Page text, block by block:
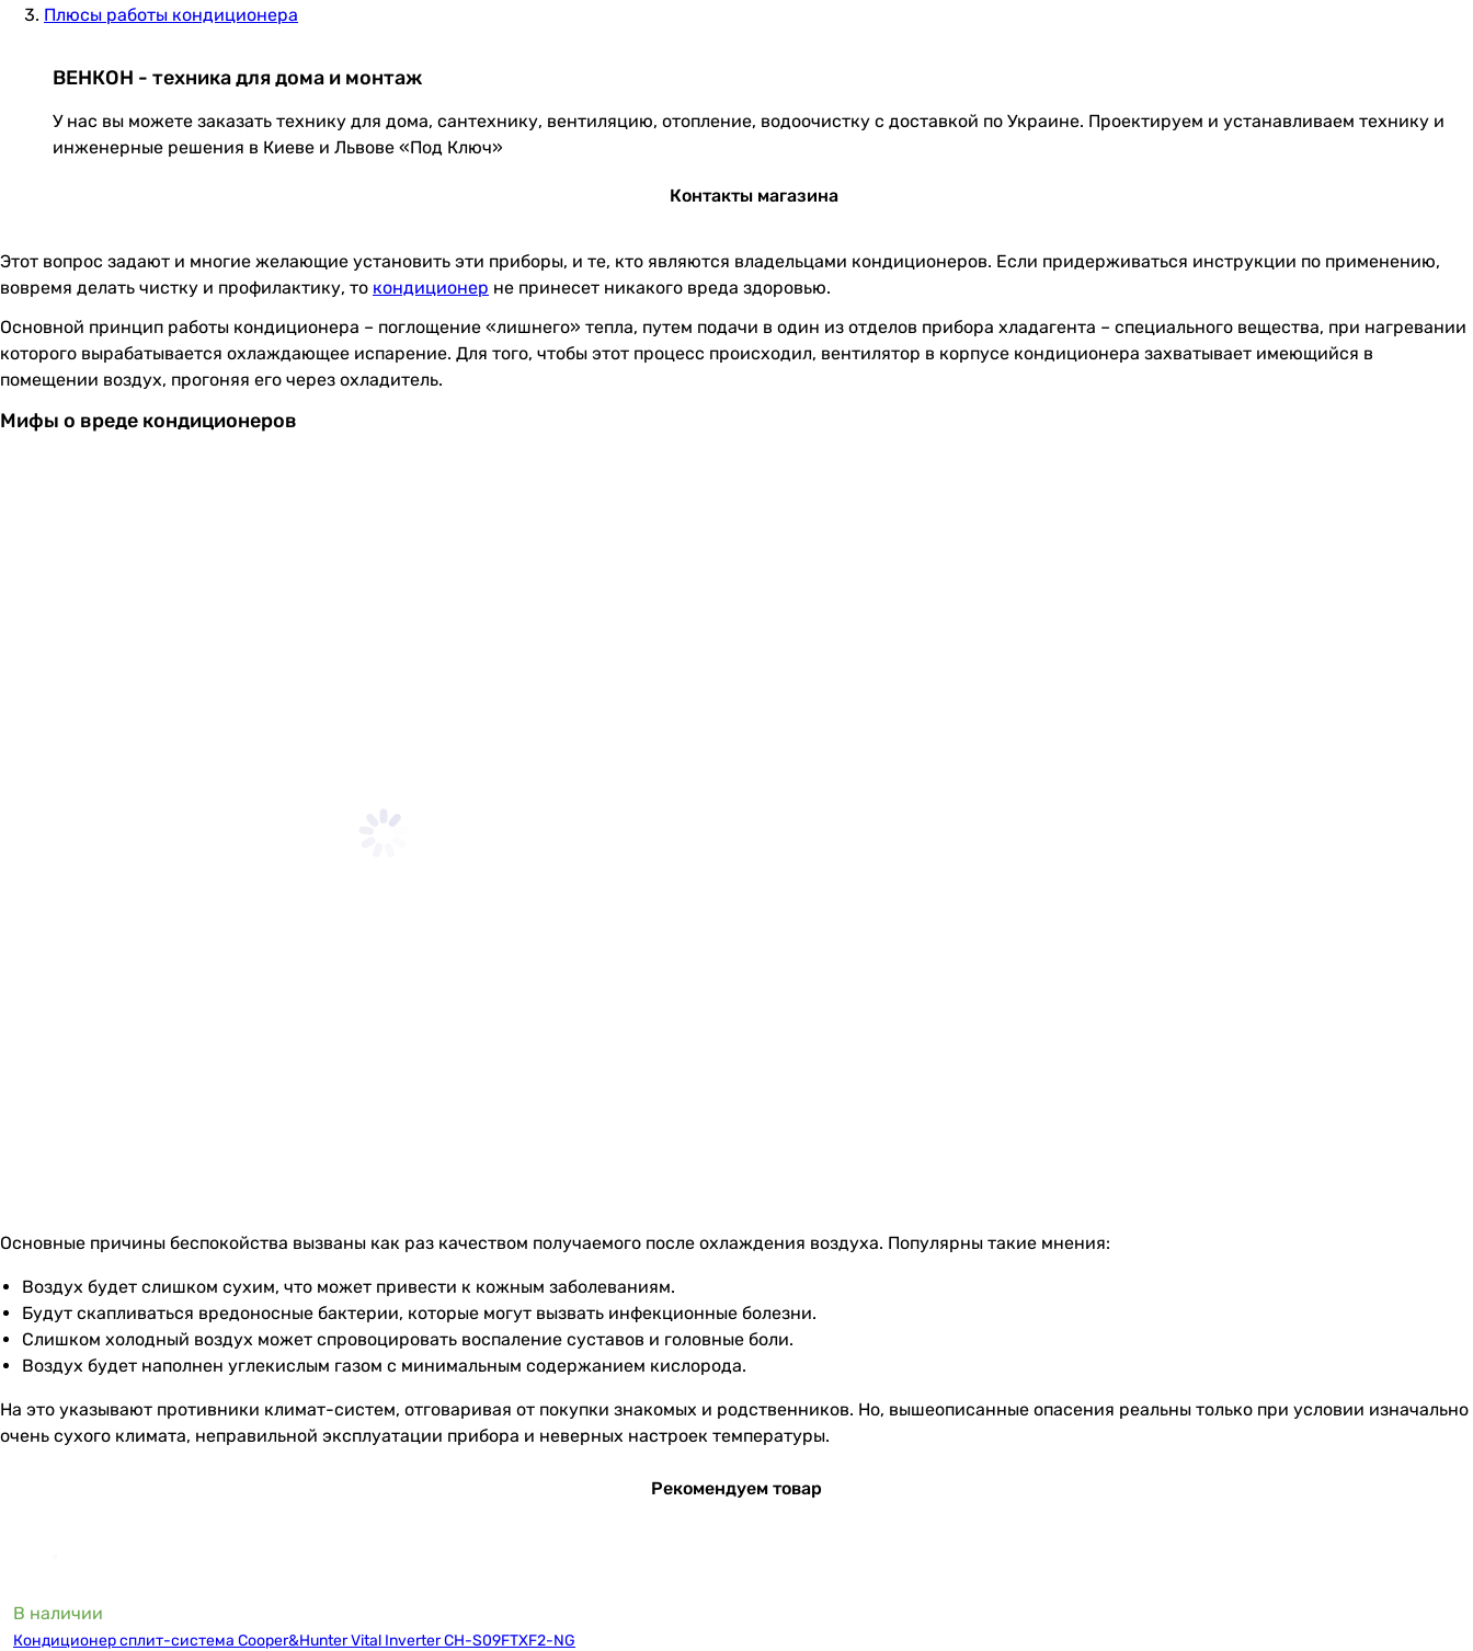
Плюсы работы кондиционера
ВЕНКОН - техника для дома и монтаж
У нас вы можете заказать технику для дома, сантехнику, вентиляцию, отопление, водоочистку с доставкой по Украине. Проектируем и устанавливаем технику и
инженерные решения в Киеве и Львове «Под Ключ»
Контакты магазина
Этот вопрос задают и многие желающие установить эти приборы, и те, кто являются владельцами кондиционеров. Если придерживаться инструкции по применению,
вовремя делать чистку и профилактику, то кондиционер не принесет никакого вреда здоровью.
Основной принцип работы кондиционера – поглощение «лишнего» тепла, путем подачи в один из отделов прибора хладагента – специального вещества, при нагревании
которого вырабатывается охлаждающее испарение. Для того, чтобы этот процесс происходил, вентилятор в корпусе кондиционера захватывает имеющийся в
помещении воздух, прогоняя его через охладитель.
Мифы о вреде кондиционеров
Основные причины беспокойства вызваны как раз качеством получаемого после охлаждения воздуха. Популярны такие мнения:
Воздух будет слишком сухим, что может привести к кожным заболеваниям.
Будут скапливаться вредоносные бактерии, которые могут вызвать инфекционные болезни.
Слишком холодный воздух может спровоцировать воспаление суставов и головные боли.
Воздух будет наполнен углекислым газом с минимальным содержанием кислорода.
На это указывают противники климат-систем, отговаривая от покупки знакомых и родственников. Но, вышеописанные опасения реальны только при условии изначально
очень сухого климата, неправильной эксплуатации прибора и неверных настроек температуры.
Рекомендуем товар
В наличии
Кондиционер сплит-система Cooper&Hunter Vital Inverter CH-S09FTXF2-NG